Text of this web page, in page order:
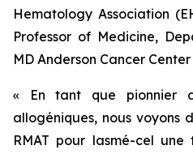
Hematology Association
Professor of Medicine,
MD Anderson Cancer
« En tant que pionnier
allogéniques, nous voyons
RMAT pour lasmé-cel